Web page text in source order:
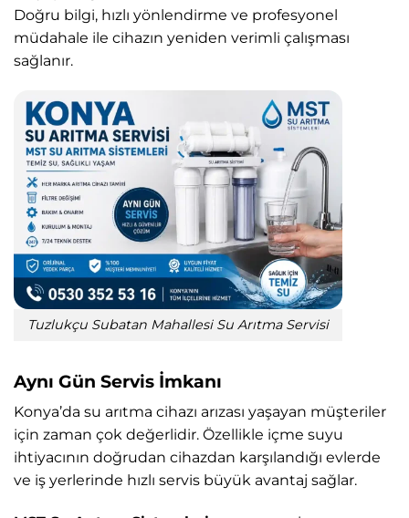
Doğru bilgi, hızlı yönlendirme ve profesyonel
müdahale ile cihazın yeniden verimli çalışması
sağlanır.
Tuzlukçu Subatan Mahallesi Su Arıtma Servisi
Aynı Gün Servis İmkanı
Konya’da su arıtma cihazı arızası yaşayan müşteriler
için zaman çok değerlidir. Özellikle içme suyu
ihtiyacının doğrudan cihazdan karşılandığı evlerde
ve iş yerlerinde hızlı servis büyük avantaj sağlar.